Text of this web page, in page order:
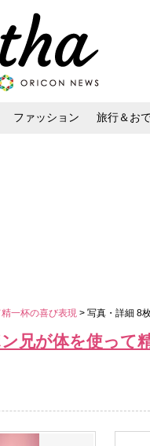
ファッション 旅行＆お
一杯の喜び表現 > 写真・詳細 8
兄が体を使って